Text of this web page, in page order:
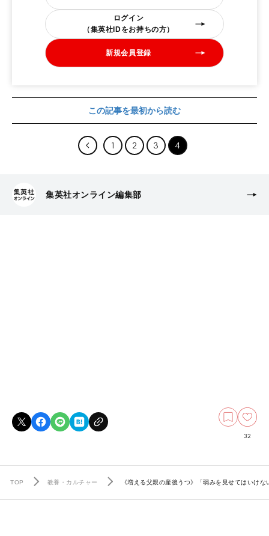
ログイン
（集英社IDをお持ちの方）
新規会員登録
この記事を最初から読む
1 2 3 4
集英社オンライン編集部
32
TOP 教養・カルチャー 《増える父親の産後うつ》「弱みを見せてはいけ